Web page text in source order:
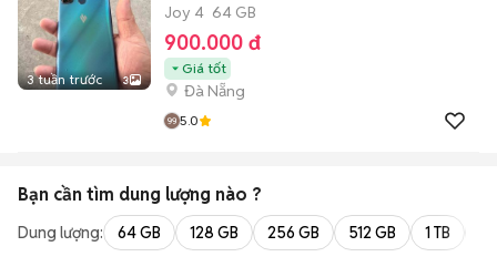
3 tuần trước 3
Joy 4 64 GB
900.000 đ
Giá tốt
Đà Nẵng
5.0
Bạn cần tìm dung lượng nào ?
Dung lượng: 64 GB 128 GB 256 GB 512 GB 1 TB